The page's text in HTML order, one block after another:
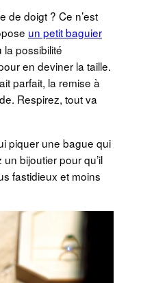
de doigt ? Ce n’est
un petit baguier
la possibilité
en deviner la taille.
parfait, la remise à
Respirez, tout va
piquer une bague qui
bijoutier pour qu’il
fastidieux et moins